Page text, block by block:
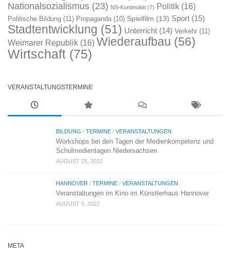
Nationalsozialismus (23) NS-Kontinuität (7) Politik (16)
Politische Bildung (11) Propaganda (10) Spielfilm (13) Sport (15)
Stadtentwicklung (51) Unterricht (14) Verkehr (11)
Weimarer Republik (16) Wiederaufbau (56)
Wirtschaft (75)
VERANSTALTUNGSTERMINE
BILDUNG / TERMINE / VERANSTALTUNGEN
Workshops bei den Tagen der Medienkompetenz und
Schulmedientagen Niedersachsen
AUGUST 25, 2022
HANNOVER / TERMINE / VERANSTALTUNGEN
Veranstaltungen im Kino im Künstlerhaus Hannover
AUGUST 5, 2022
META